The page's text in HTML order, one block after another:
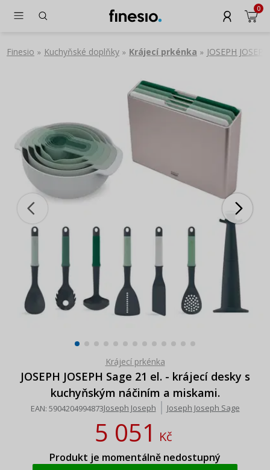
0
Finesio » Kuchyňské doplňky » Krájecí prkénka » JOSEPH
Krájecí prkénka
JOSEPH JOSEPH Sage 21 el. - krájecí desky s
kuchyňským náčiním a miskami.
EAN: 5904204994873Joseph Joseph Joseph Joseph Sage
5 051Kč
Produkt je momentálně nedostupný